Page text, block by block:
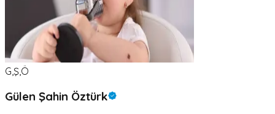
G,Ş,Ö
Gülen Şahin Öztürk